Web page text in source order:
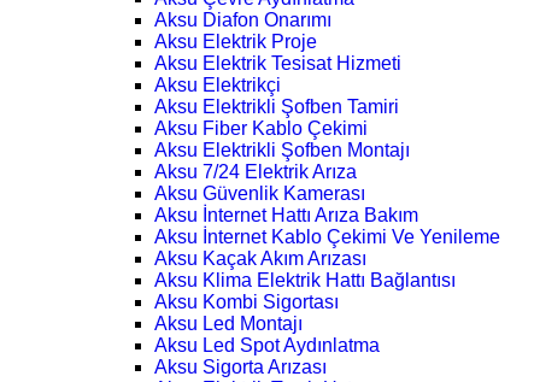
Aksu Diafon Onarımı
Aksu Elektrik Proje
Aksu Elektrik Tesisat Hizmeti
Aksu Elektrikçi
Aksu Elektrikli Şofben Tamiri
Aksu Fiber Kablo Çekimi
Aksu Elektrikli Şofben Montajı
Aksu 7/24 Elektrik Arıza
Aksu Güvenlik Kamerası
Aksu İnternet Hattı Arıza Bakım
Aksu İnternet Kablo Çekimi Ve Yenileme
Aksu Kaçak Akım Arızası
Aksu Klima Elektrik Hattı Bağlantısı
Aksu Kombi Sigortası
Aksu Led Montajı
Aksu Led Spot Aydınlatma
Aksu Sigorta Arızası